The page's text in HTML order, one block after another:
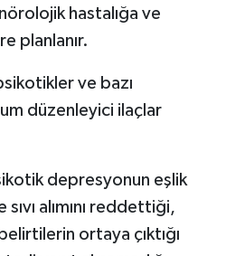
hastalığa ve
planlanır.
ve bazı
düzenleyici ilaçlar
depresyonun eşlik
alımını reddettiği,
ortaya çıktığı